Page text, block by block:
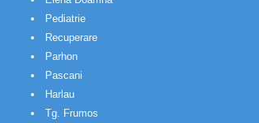
Pediatrie
Recuperare
Parhon
Pascani
Harlau
Tg. Frumos